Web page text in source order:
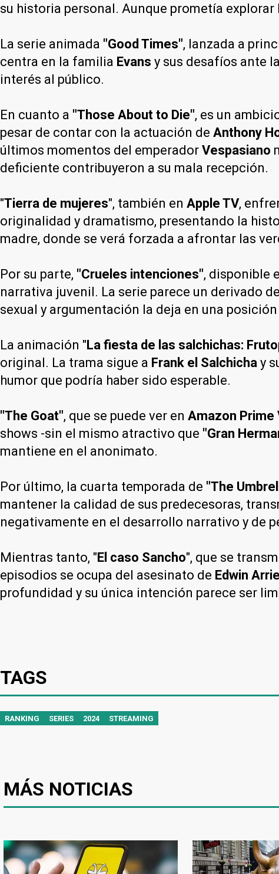
su historia personal. Aunque prometía
La serie animada "Good Times", lanzada a
centra en la familia Evans y sus desafíos ante
interés al público.
En cuanto a "Those About to Die", es un
pesar de contar con la actuación de Anthony
últimos momentos del emperador Vespasiano
deficiente contribuyeron a su mala recepción.
"Tierra de mujeres", también en Apple TV,
originalidad y dramatismo, presentando la
madre, donde se verá forzada a afrontar las
Por su parte, "Crueles intenciones", disponible
narrativa juvenil. La serie parece un derivado
sexual y argumentación la deja en una
La animación "La fiesta de las salchichas:
original. La trama sigue a Frank el Salchicha y
humor que podría haber sido esperable.
"The Goat", que se puede ver en Amazon Prime
shows -sin el mismo atractivo que "Gran
mantiene en el anonimato.
Por último, la cuarta temporada de "The
mantener la calidad de sus predecesoras,
negativamente en el desarrollo narrativo y de
Mientras tanto, "El caso Sancho", que se
episodios se ocupa del asesinato de Edwin
profundidad y su única intención parece ser
TAGS
RANKING SERIES 2024 STREAMING
MÁS NOTICIAS